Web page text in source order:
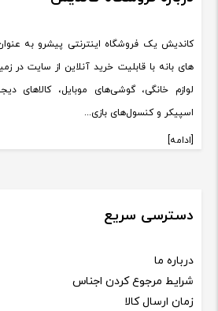
کاندیش یک فروشگاه اینترنتی پیشرو به
های بانه با قابلیت خرید آنلاین از سایت در
لوازم خانگی، گوشی‌های موبایل، کالاهای
اسپیکر و کنسول‌های بازی...
[ادامه]
دسترسی سریع
درباره ما
شرایط مرجوع کردن اجناس
زمان ارسال کالا